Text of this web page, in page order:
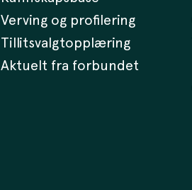
Verving og profilering
Tillitsvalgtopplæring
Aktuelt fra forbundet